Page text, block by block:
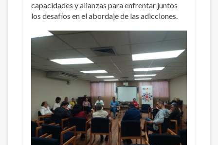
capacidades y alianzas para enfrentar juntos
los desafíos en el abordaje de las adicciones.